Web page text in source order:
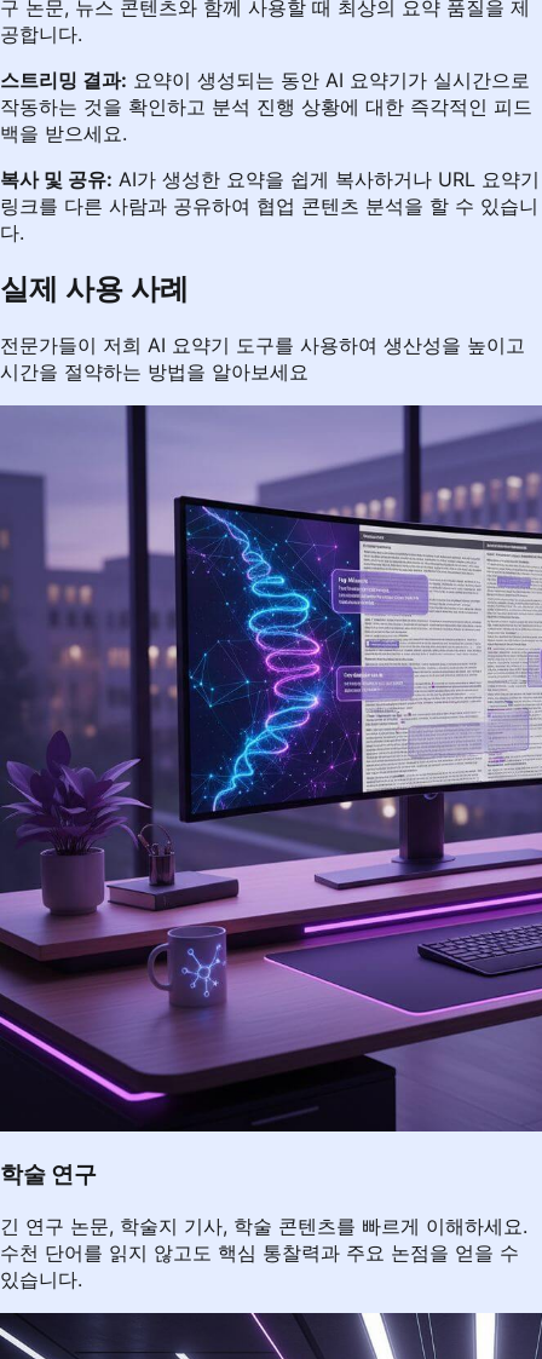
구 논문, 뉴스 콘텐츠와 함께 사용할 때 최상의 요약 품질을 제
공합니다.
스트리밍 결과: 요약이 생성되는 동안 AI 요약기가 실시간으로
작동하는 것을 확인하고 분석 진행 상황에 대한 즉각적인 피드
백을 받으세요.
복사 및 공유: AI가 생성한 요약을 쉽게 복사하거나 URL 요약기
링크를 다른 사람과 공유하여 협업 콘텐츠 분석을 할 수 있습니
다.
실제 사용 사례
전문가들이 저희 AI 요약기 도구를 사용하여 생산성을 높이고
시간을 절약하는 방법을 알아보세요
학술 연구
긴 연구 논문, 학술지 기사, 학술 콘텐츠를 빠르게 이해하세요.
수천 단어를 읽지 않고도 핵심 통찰력과 주요 논점을 얻을 수
있습니다.